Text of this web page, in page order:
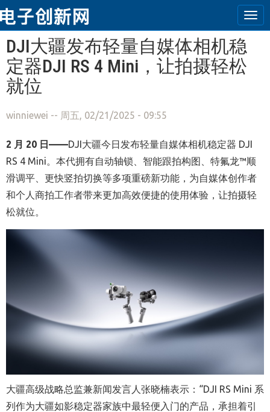
跳转到主要内容
DJI大疆发布轻量自媒体相机稳
定器DJI RS 4 Mini，让拍摄轻松
就位
winniewei -- 周五, 02/21/2025 - 09:55
2 月 20 日——DJI大疆今日发布轻量自媒体相机稳定器 DJI
RS 4 Mini。本代拥有自动轴锁、智能跟拍构图、特氟龙™顺
滑调平、更快竖拍切换等多项重磅新功能，为自媒体创作者
和个人商拍工作者带来更加高效便捷的使用体验，让拍摄轻
松就位。
大疆高级战略总监兼新闻发言人张晓楠表示： “DJI RS Mini 系
列作为大疆如影稳定器家族中最轻便入门的产品，承担着引